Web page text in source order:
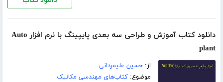
دانلود کتاب آموزش و طراحی سه بعدی پایپینگ با نرم افزار Auto
plant
از:حسین علیمردانی
موضوع:کتاب‌های مهندسی مکانیک